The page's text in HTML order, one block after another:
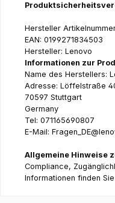
Hersteller
EAN: 0199271834503
Hersteller: Lenovo
Informationen zur
Name des Herstellers:
Adresse: Löffelstraße
70597 Stuttgart
Germany
Tel: 071165690807
E-Mail:
Allgemeine Hinweise
Compliance,
Informationen finden Sie